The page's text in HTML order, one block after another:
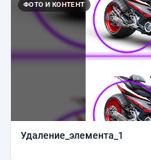
ФОТО И КОНТЕНТ
Удаление_элемента_1